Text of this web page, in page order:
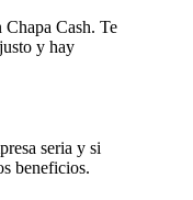
Cash. Te
y hay
seria y si
beneficios.